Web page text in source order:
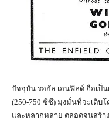
ปัจจุบัน รอยัล เอนฟิลด์ ถือเป็
(250-750 ซีซี) มุ่งมั่นที่จะเติ
และหลากหลาย ตลอดจนสร้